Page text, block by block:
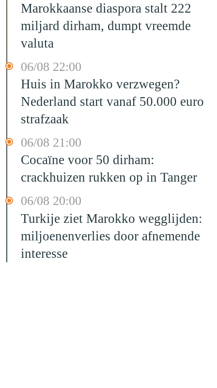
Marokkaanse diaspora stalt 222
miljard dirham, dumpt vreemde
valuta
06/08 22:00
Huis in Marokko verzwegen?
Nederland start vanaf 50.000 euro
strafzaak
06/08 21:00
Cocaïne voor 50 dirham:
crackhuizen rukken op in Tanger
06/08 20:00
Turkije ziet Marokko wegglijden:
miljoenenverlies door afnemende
interesse